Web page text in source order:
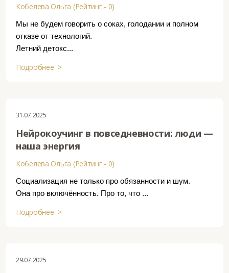
Кобелева Ольга (Рейтинг - 0)
Мы не будем говорить о соках, голодании и полном
отказе от технологий.
Летний детокс...
Подробнее >
31.07.2025
Нейрокоучинг в повседневности: люди —
наша энергия
Кобелева Ольга (Рейтинг - 0)
Социализация не только про обязанности и шум.
Она про включённость. Про то, что ...
Подробнее >
29.07.2025